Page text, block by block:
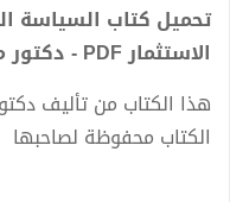
تحميل كتاب السياسة
الاستثمار PDF - دكتور محمد كمال الرخاوي
هذا الكتاب من تأليف
الكتاب محفوظة لصاحبها